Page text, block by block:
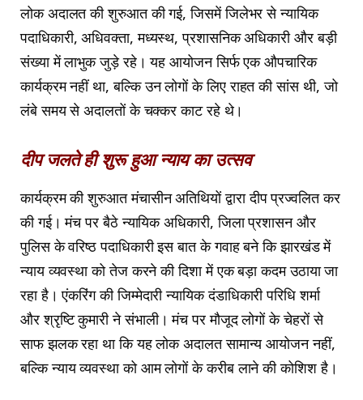
लोक अदालत की शुरुआत की गई, जिसमें जिलेभर से न्यायिक
पदाधिकारी, अधिवक्ता, मध्यस्थ, प्रशासनिक अधिकारी और बड़ी
संख्या में लाभुक जुड़े रहे। यह आयोजन सिर्फ एक औपचारिक
कार्यक्रम नहीं था, बल्कि उन लोगों के लिए राहत की सांस थी, जो
लंबे समय से अदालतों के चक्कर काट रहे थे।
दीप जलते ही शुरू हुआ न्याय का उत्सव
कार्यक्रम की शुरुआत मंचासीन अतिथियों द्वारा दीप प्रज्वलित कर
की गई। मंच पर बैठे न्यायिक अधिकारी, जिला प्रशासन और
पुलिस के वरिष्ठ पदाधिकारी इस बात के गवाह बने कि झारखंड में
न्याय व्यवस्था को तेज करने की दिशा में एक बड़ा कदम उठाया जा
रहा है। एंकरिंग की जिम्मेदारी न्यायिक दंडाधिकारी परिधि शर्मा
और श्रृष्टि कुमारी ने संभाली। मंच पर मौजूद लोगों के चेहरों से
साफ झलक रहा था कि यह लोक अदालत सामान्य आयोजन नहीं,
बल्कि न्याय व्यवस्था को आम लोगों के करीब लाने की कोशिश है।